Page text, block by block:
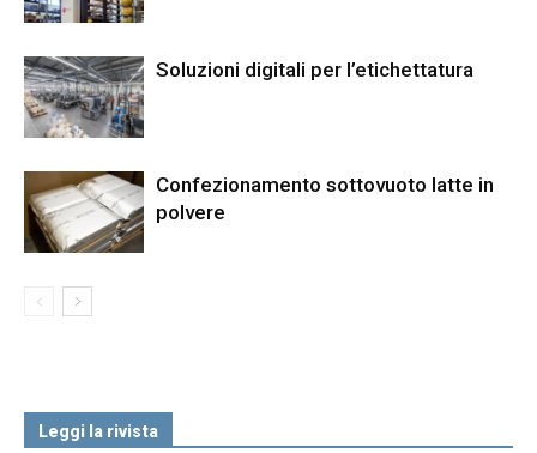
Soluzioni digitali per l’etichettatura
Confezionamento sottovuoto latte in
polvere
Leggi la rivista